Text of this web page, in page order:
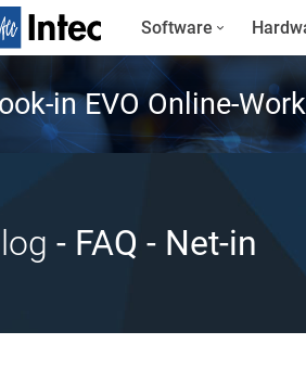
Software
in EVO Online-
- FAQ - Net-in